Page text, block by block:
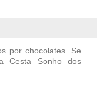
por chocolates. Se
Cesta Sonho dos